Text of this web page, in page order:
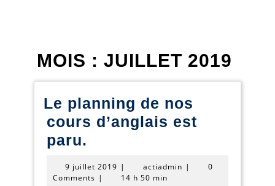
MOIS : JUILLET 2019
Le planning de nos
cours d’anglais est
paru.
de
9 juillet 2019
juillet
| actiadmin actiadmin
|
0
Comments | 14 h 50 min